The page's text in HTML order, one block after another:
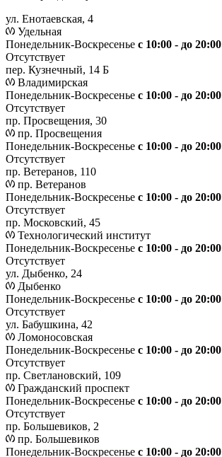
ул. Енотаевская, 4
Удельная
Понедельник-Воскресенье с 10:00 - до 20:00
Отсутствует
пер. Кузнечный, 14 Б
Владимирская
Понедельник-Воскресенье с 10:00 - до 20:00
Отсутствует
пр. Просвещения, 30
пр. Просвещения
Понедельник-Воскресенье c 10:00 - до 20:00
Отсутствует
пр. Ветеранов, 110
пр. Ветеранов
Понедельник-Воскресенье с 10:00 - до 20:00
Отсутствует
пр. Московский, 45
Технологический институт
Понедельник-Воскресенье с 10:00 - до 20:00
Отсутствует
ул. Дыбенко, 24
Дыбенко
Понедельник-Воскресенье с 10:00 - до 20:00
Отсутствует
ул. Бабушкина, 42
Ломоносовская
Понедельник-Воскресенье с 10:00 - до 20:00
Отсутствует
пр. Светлановский, 109
Гражданский проспект
Понедельник-Воскресенье с 10:00 - до 20:00
Отсутствует
пр. Большевиков, 2
пр. Большевиков
Понедельник-Воскресенье с 10:00 - до 20:00